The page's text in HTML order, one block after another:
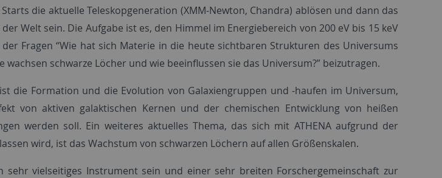
die aktuelle Teleskopgeneration (XMM-Newton, Chandra) ablösen und dann das
Welt sein. Die Aufgabe ist es, den Himmel im Energiebereich von 200 eV bis 15 keV
Fragen “Wie hat sich Materie in die heute sichtbaren Strukturen des Universums
wachsen schwarze Löcher und wie beeinflussen sie das Universum?” beizutragen.
die Formation und die Evolution von Galaxiengruppen und -haufen im Universum,
von aktiven galaktischen Kernen und der chemischen Entwicklung von heißen
werden soll. Ein weiteres aktuelles Thema, das sich mit ATHENA aufgrund der
wird, ist das Wachstum von schwarzen Löchern auf allen Größenskalen.
sehr vielseitiges Instrument sein und einer sehr breiten Forschergemeinschaft zur